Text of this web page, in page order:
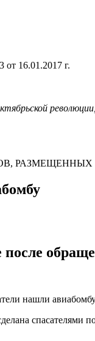
16.01.2017 г.
РАЗМЕЩЕННЫХ
нашли